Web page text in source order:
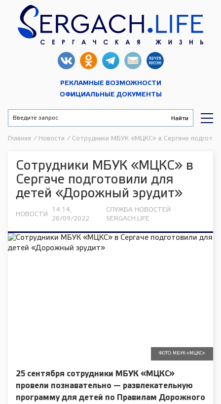
РЕКЛАМНЫЕ ВОЗМОЖНОСТИ
ОФИЦИАЛЬНЫЕ ДОКУМЕНТЫ
Главная / Новости / Сотрудники МБУК «МЦКС» в Сергаче
Сотрудники МБУК «МЦКС» в
Сергаче подготовили для
детей «Дорожный эрудит»
НОВОСТИ
14:14,
26/09/2022
СЛУЖБА НОВОСТЕЙ
SERGACH.LIFE
ФОТО: МБУК «МЦКС»
25 сентября сотрудники МБУК «МЦКС»
провели познавательно — развлекательную
программу для детей по Правилам Дорожного